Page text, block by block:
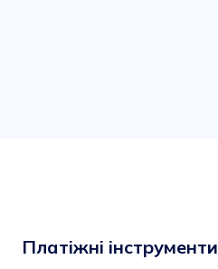
Платіжні інструменти